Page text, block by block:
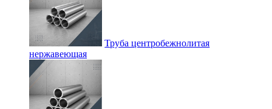
Труба центробежнолитая
нержавеющая